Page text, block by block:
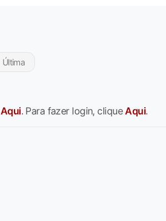
Última
Aqui. Para fazer login, cliqueAqui.